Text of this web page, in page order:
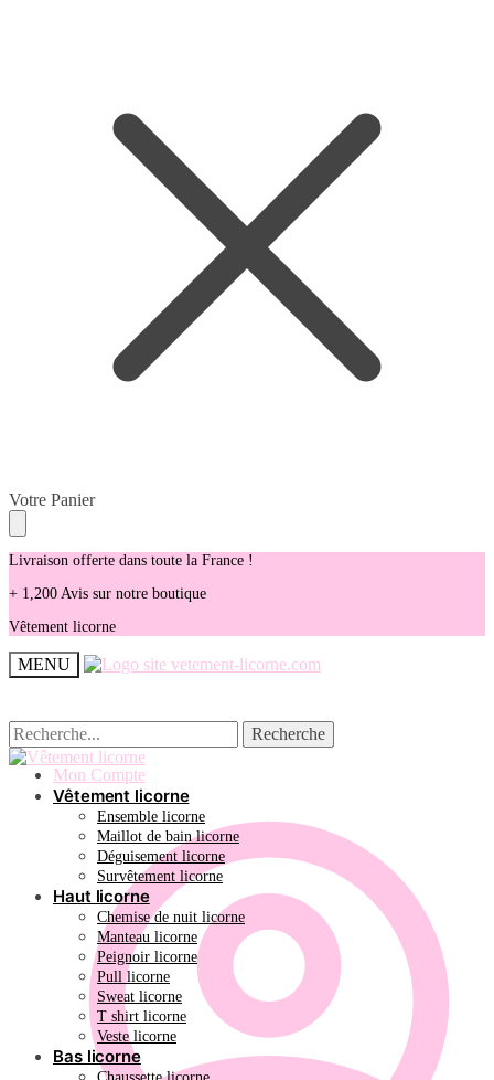
Skip
to
navigation
Skip
to
content
Votre Panier
Livraison offerte dans toute la France !
+ 1,200 Avis sur notre boutique
Vêtement licorne
MENU
Recherche
pour :
Recherche
Mon Compte
Recherche
pour :
Recherche
Vêtement licorne
Ensemble licorne
Maillot de bain licorne
Déguisement licorne
Survêtement licorne
Haut licorne
Chemise de nuit licorne
Manteau licorne
Peignoir licorne
Pull licorne
Sweat licorne
T shirt licorne
Veste licorne
Bas licorne